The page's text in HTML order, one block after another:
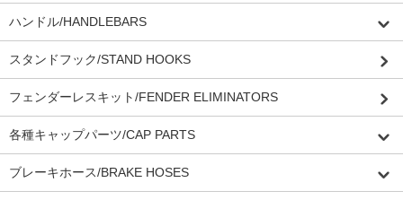
ハンドル/HANDLEBARS
スタンドフック/STAND HOOKS
フェンダーレスキット/FENDER ELIMINATORS
各種キャップパーツ/CAP PARTS
ブレーキホース/BRAKE HOSES